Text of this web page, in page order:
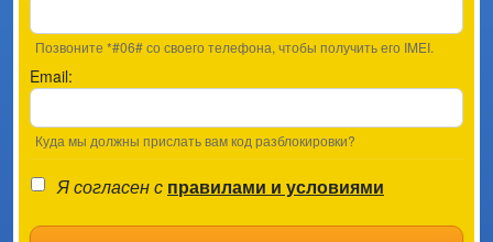
Позвоните *#06# со своего телефона, чтобы получить его IMEI.
Email:
Куда мы должны прислать вам код разблокировки?
Я согласен с правилами и условиями